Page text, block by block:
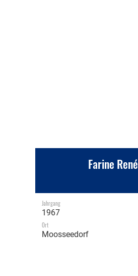
Farine René
Jahrgang
1967
Ort
Moosseedorf